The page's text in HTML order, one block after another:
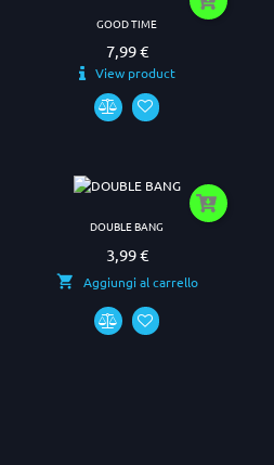
GOOD TIME
Prezzo
7,99 €
View product
DOUBLE BANG
Prezzo
3,99 €
Aggiungi al carrello